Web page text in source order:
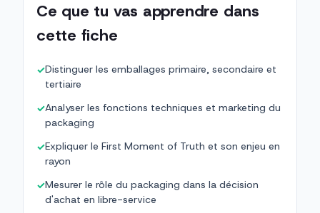
Ce que tu vas apprendre dans
cette fiche
✓Distinguer les emballages primaire, secondaire et
tertiaire
✓Analyser les fonctions techniques et marketing du
packaging
✓Expliquer le First Moment of Truth et son enjeu en
rayon
✓Mesurer le rôle du packaging dans la décision
d'achat en libre-service